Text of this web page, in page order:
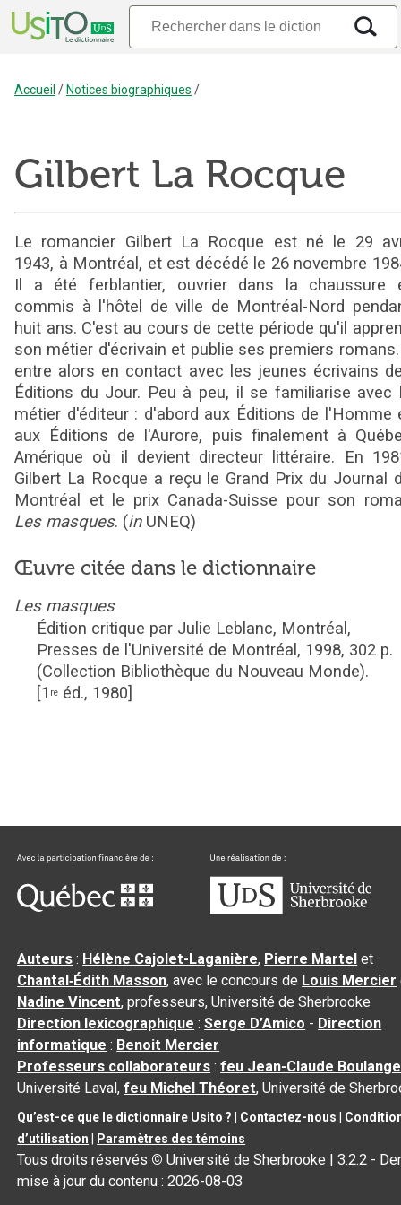
Accueil /Notices biographiques /
Gilbert La Rocque
Le romancier Gilbert La Rocque est né le 29
1943, à Montréal, et est décédé le 26 novembre
Il a été ferblantier, ouvrier dans la chaussure
commis à l'hôtel de ville de Montréal-Nord
huit ans. C'est au cours de cette période qu'il
son métier d'écrivain et publie ses premiers
entre alors en contact avec les jeunes écrivains
Éditions du Jour. Peu à peu, il se familiarise avec
métier d'éditeur : d'abord aux Éditions de l'Homme
aux Éditions de l'Aurore, puis finalement à
Amérique où il devient directeur littéraire. En
Gilbert La Rocque a reçu le Grand Prix du Journal
Montréal et le prix Canada-Suisse pour son
Les masques. (inUNEQ)
Œuvre citée dans le dictionnaire
Les masques
Édition critique par Julie Leblanc, Montréal,
Presses de l'Université de Montréal, 1998, 302 p.
(Collection Bibliothèque du Nouveau Monde).
[1 re éd., 1980]
Auteurs : Hélène Cajolet-Laganière, Pierre Martel et
Chantal‑Édith Masson, avec le concours de Louis Mercier
Nadine Vincent, professeurs, Université de Sherbrooke
Direction lexicographique :Serge D’Amico - Direction
informatique : Benoit Mercier
Professeurs collaborateurs :feu Jean-Claude
Université Laval,feu Michel Théoret, Université de
Qu’est-ce que le dictionnaire Usito ? Contactez-nous
d’utilisation
Paramètres des témoins
Tous droits réservés © Université de Sherbrooke |3.2.2 -
mise à jour du contenu :2026-08-03